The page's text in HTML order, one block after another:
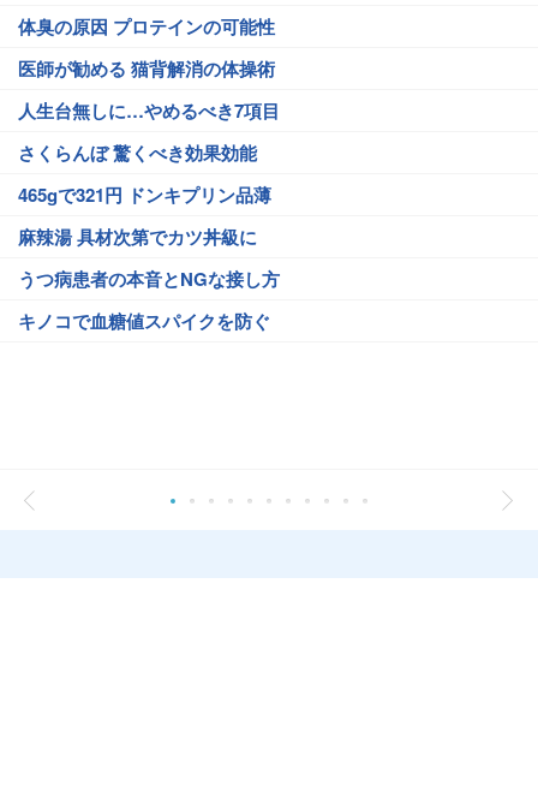
体臭の原因 プロテインの可能性
医師が勧める 猫背解消の体操術
人生台無しに…やめるべき7項目
さくらんぼ 驚くべき効果効能
465gで321円 ドンキプリン品薄
麻辣湯 具材次第でカツ丼級に
うつ病患者の本音とNGな接し方
キノコで血糖値スパイクを防ぐ